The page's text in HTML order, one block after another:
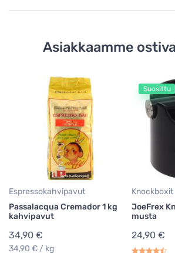
Asiakkaamme
Espressokahvipavut
Passalacqua Cremador 1 kg
kahvipavut
34,90 €
34,90 € / kg
Suosittu
Knockboxit
JoeFrex
musta
24,90 €